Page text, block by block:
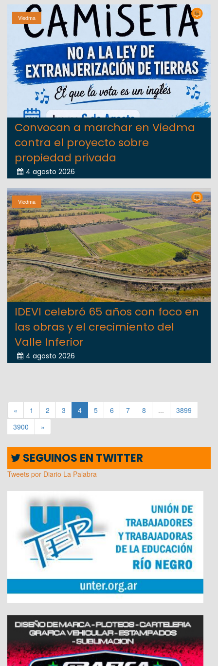
Viedma
Convocan a marchar en Viedma
contra el proyecto sobre
propiedad privada
4 agosto 2026
Viedma
IDEVI celebró 65 años con foco en
las obras y el crecimiento del
Valle Inferior
4 agosto 2026
« 1 2 3 4 5 6 7 8 ...
3899
3900
»
SEGUINOS EN TWITTER
Tweets por Diario La Palabra